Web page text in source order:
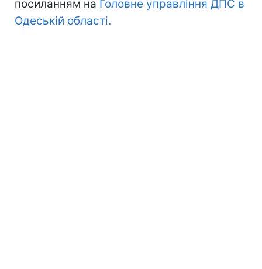
посиланням на Головне управління ДПС в
Одеській області.